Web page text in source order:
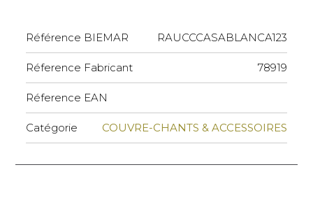
Référence BIEMAR RAUCCCASABLANCA123
Réference Fabricant 78919
Réference EAN
Catégorie COUVRE-CHANTS & ACCESSOIRES